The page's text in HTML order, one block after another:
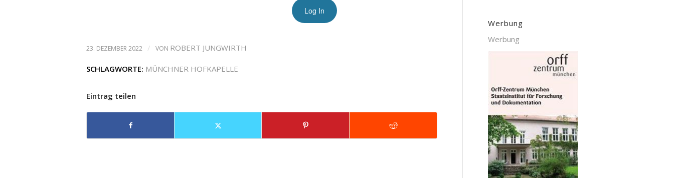
23. DEZEMBER 2022 / VON ROBERT JUNGWIRTH
SCHLAGWORTE: MÜNCHNER HOFKAPELLE
Eintrag teilen
Werbung
Werbung